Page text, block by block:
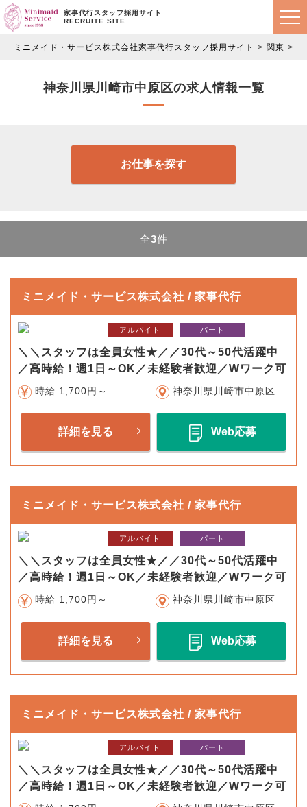
家事代行スタッフ採用サイト
RECRUITE SITE
ミニメイド・サービス株式会社家事代行スタッフ採用サイト 関東
神奈川県川崎市中原区の求人情報一覧
お仕事を探す
全3件
ミニメイド・サービス株式会社 / 家事代行
アルバイト パート
＼＼スタッフは全員女性★／／30代～50代活躍中
／高時給！週1日～OK／未経験者歓迎／Wワーク可
時給 1,700円～ 神奈川県川崎市中原区
詳細を見る Web応募
ミニメイド・サービス株式会社 / 家事代行
アルバイト パート
＼＼スタッフは全員女性★／／30代～50代活躍中
／高時給！週1日～OK／未経験者歓迎／Wワーク可
時給 1,700円～ 神奈川県川崎市中原区
詳細を見る Web応募
ミニメイド・サービス株式会社 / 家事代行
アルバイト パート
＼＼スタッフは全員女性★／／30代～50代活躍中
／高時給！週1日～OK／未経験者歓迎／Wワーク可